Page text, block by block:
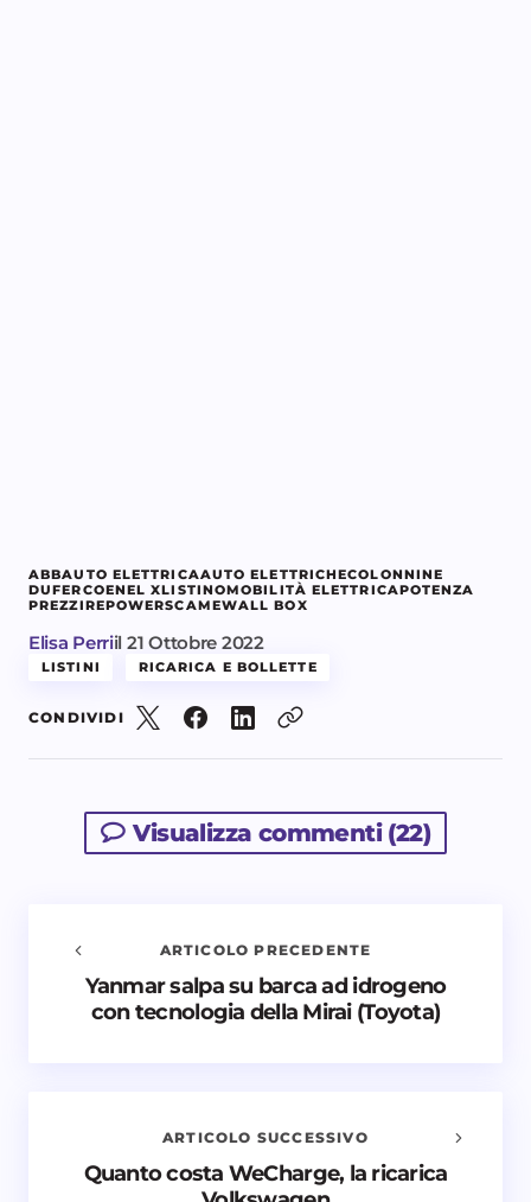
ABBAUTO ELETTRICAAUTO ELETTRICHECOLONNINE
DUFERCOENEL XLISTINOMOBILITÀ ELETTRICAPOTENZA
PREZZIREPOWERSCAMEWALL BOX
Elisa Perriil 21 Ottobre 2022
LISTINI RICARICA E BOLLETTE
CONDIVIDI
Visualizza commenti (22)
Avvisami quando vengono aggiunti nuovi
commenti
ARTICOLO PRECEDENTE
Yanmar salpa su barca ad idrogeno
con tecnologia della Mirai (Toyota)
ARTICOLO SUCCESSIVO
Quanto costa WeCharge, la ricarica